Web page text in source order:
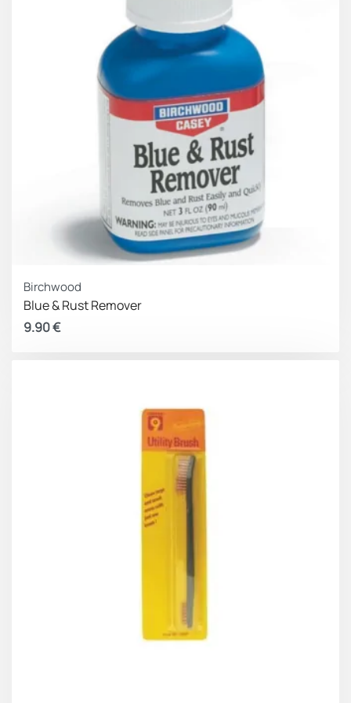
Birchwood
Blue & Rust Remover
9.90€